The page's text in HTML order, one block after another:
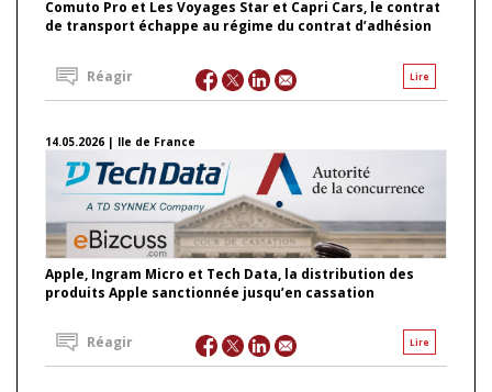
Comuto Pro et Les Voyages Star et Capri Cars, le contrat
de transport échappe au régime du contrat d’adhésion
Lire
Réagir
14.05.2026 | Ile de France
Apple, Ingram Micro et Tech Data, la distribution des
produits Apple sanctionnée jusqu’en cassation
Lire
Réagir